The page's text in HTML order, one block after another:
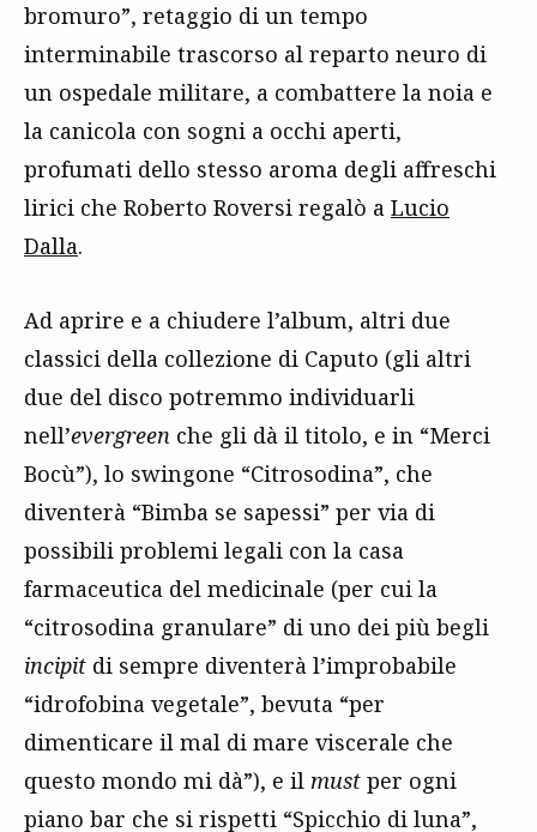
bromuro”, retaggio di un tempo
interminabile trascorso al reparto neuro di
un ospedale militare, a combattere la noia e
la canicola con sogni a occhi aperti,
profumati dello stesso aroma degli affreschi
lirici che Roberto Roversi regalò a Lucio
Dalla.
Ad aprire e a chiudere l’album, altri due
classici della collezione di Caputo (gli altri
due del disco potremmo individuarli
nell’evergreen che gli dà il titolo, e in “Merci
Bocù”), lo swingone “Citrosodina”, che
diventerà “Bimba se sapessi” per via di
possibili problemi legali con la casa
farmaceutica del medicinale (per cui la
“citrosodina granulare” di uno dei più begli
incipit di sempre diventerà l’improbabile
“idrofobina vegetale”, bevuta “per
dimenticare il mal di mare viscerale che
questo mondo mi dà”), e il must per ogni
piano bar che si rispetti “Spicchio di luna”,